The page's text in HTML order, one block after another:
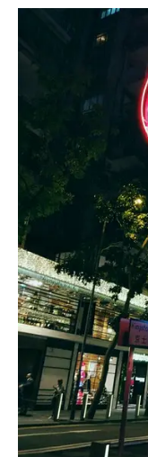
[銅鑼灣]令你工作效
2016
月 4
香
港
愛
玩
生